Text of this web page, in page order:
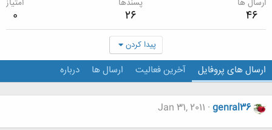
ارسال ها
46
پسندها
26
امتیاز
0
پیدا کردن
ارسال های پروفایل آخرین فعالیت ارسال ها درباره
genral36
Jan 31, 2011